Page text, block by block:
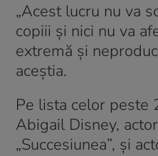
„Acest lucru nu va
copiii și nici nu va
extremă și
aceștia.
Pe lista celor peste
Abigail Disney,
„Succesiunea”, și